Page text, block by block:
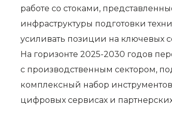
работе со стоками,
инфраструктуры подготовки
усиливать позиции на ключевых
На горизонте 2025-2030 годов
с производственным сектором,
комплексный набор
цифровых сервисах и